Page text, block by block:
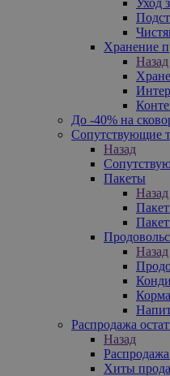
Хранение
Назад
До -40% на
Сопутствующие
Назад
Пакеты
Назад
Назад
Распродажа
Назад
Распродажа
Хиты